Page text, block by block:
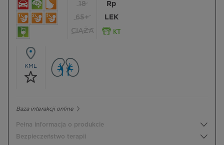
18
65+
CIĄŻA
Rp
LEK
KML
Baza interakcji online
Pełna informacja o produkcie
Bezpieczeństwo terapii